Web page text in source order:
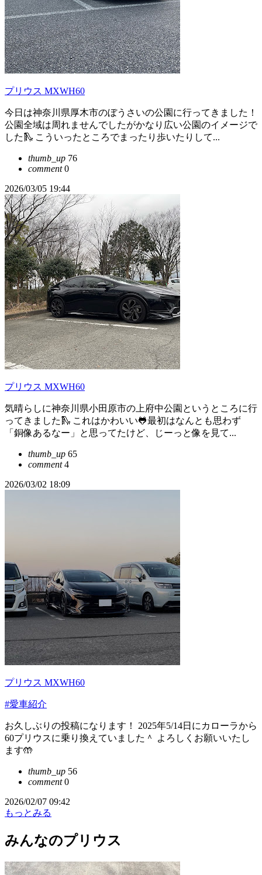
プリウス MXWH60
今日は神奈川県厚木市のぼうさいの公園に行ってきました！
公園全域は周れませんでしたがかなり広い公園のイメージで
した🛝 こういったところでまったり歩いたりして...
thumb_up 76
comment0
2026/03/05 19:44
プリウス MXWH60
気晴らしに神奈川県小田原市の上府中公園というところに行
ってきました🛝 これはかわいい🐸最初はなんとも思わず
「銅像あるなー」と思ってたけど、じーっと像を見て...
thumb_up 65
comment4
2026/03/02 18:09
プリウス MXWH60
#愛車紹介
お久しぶりの投稿になります！ 2025年5/14日にカローラから
60プリウスに乗り換えていました＾ よろしくお願いいたし
ます🤲
thumb_up 56
comment0
2026/02/07 09:42
もっとみる
みんなのプリウス